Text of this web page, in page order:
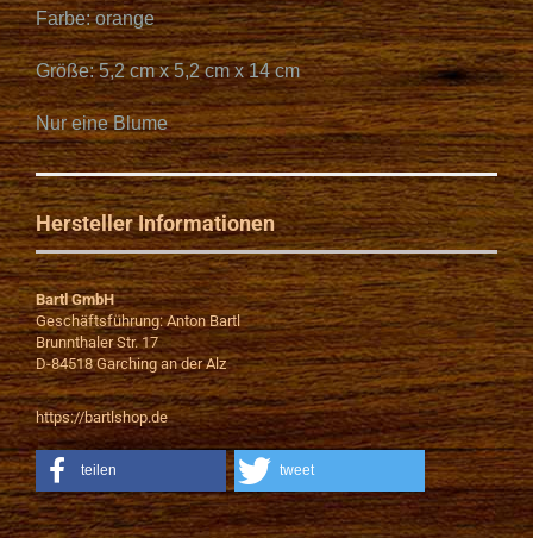
Farbe: orange
Größe: 5,2 cm x 5,2 cm x 14 cm
Nur eine Blume
Hersteller Informationen
Bartl GmbH
Geschäftsführung: Anton Bartl
Brunnthaler Str. 17
D-84518 Garching an der Alz
https://bartlshop.de
teilen tweet